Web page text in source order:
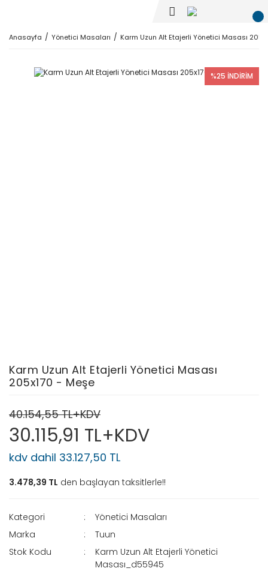
Anasayfa Yönetici Masaları Karm Uzun Alt Etajerli Yönetici Masası
%25 İNDİRİM
Karm Uzun Alt Etajerli Yönetici Masası
205x170 - Meşe
40.154,55 TL+KDV
30.115,91 TL+KDV
kdv dahil 33.127,50 TL
3.478,39 TL den başlayan taksitlerle!!
Kategori
Yönetici Masaları
Marka
Tuun
Stok Kodu
Karm Uzun Alt Etajerli Yönetici
Masası_d55945